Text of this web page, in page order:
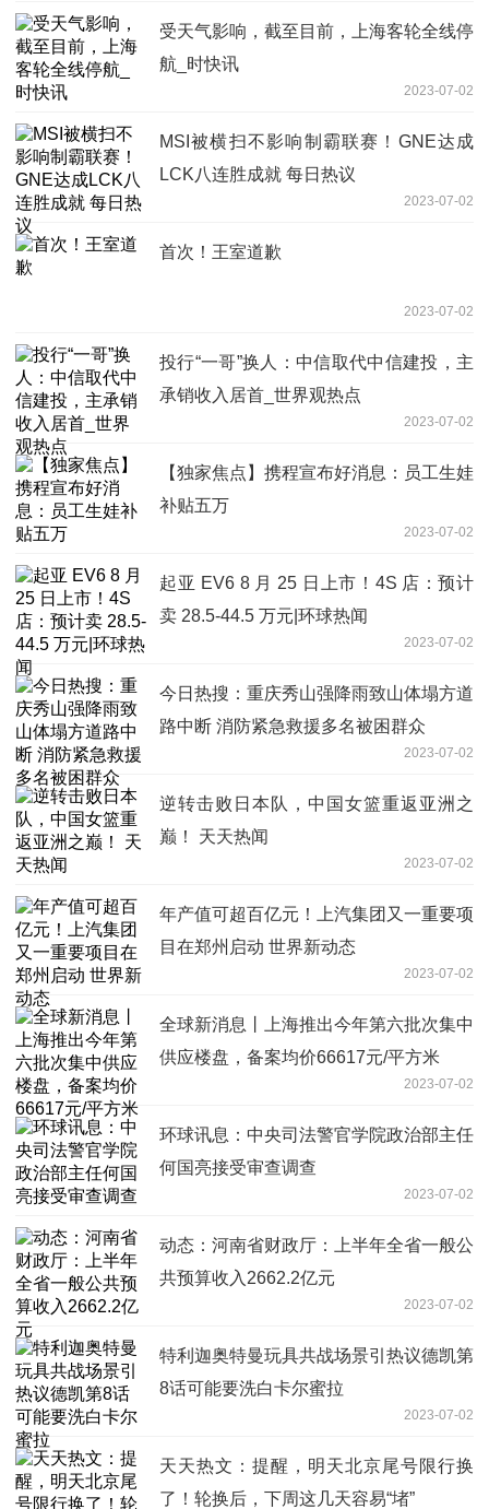
受天气影响，截至目前，上海客轮全线停
航_时快讯
2023-07-02
MSI被横扫不影响制霸联赛！GNE达成
LCK八连胜成就 每日热议
2023-07-02
首次！王室道歉
2023-07-02
投行“一哥”换人：中信取代中信建投，主
承销收入居首_世界观热点
2023-07-02
【独家焦点】携程宣布好消息：员工生娃
补贴五万
2023-07-02
起亚 EV6 8 月 25 日上市！4S 店：预计
卖 28.5-44.5 万元|环球热闻
2023-07-02
今日热搜：重庆秀山强降雨致山体塌方道
路中断 消防紧急救援多名被困群众
2023-07-02
逆转击败日本队，中国女篮重返亚洲之
巅！ 天天热闻
2023-07-02
年产值可超百亿元！上汽集团又一重要项
目在郑州启动 世界新动态
2023-07-02
全球新消息丨上海推出今年第六批次集中
供应楼盘，备案均价66617元/平方米
2023-07-02
环球讯息：中央司法警官学院政治部主任
何国亮接受审查调查
2023-07-02
动态：河南省财政厅：上半年全省一般公
共预算收入2662.2亿元
2023-07-02
特利迦奥特曼玩具共战场景引热议德凯第
8话可能要洗白卡尔蜜拉
2023-07-02
天天热文：提醒，明天北京尾号限行换
了！轮换后，下周这几天容易“堵”